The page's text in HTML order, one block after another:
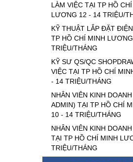
LÀM VIỆC TẠI TP HỒ
LƯƠNG 12 - 14 TRIỆU/
KỸ THUẬT LẮP ĐẶT
TP HỒ CHÍ MINH
TRIỆU/THÁNG
KỸ SƯ QS/QC
VIỆC TẠI TP HỒ CHÍ
- 14 TRIỆU/THÁNG
NHÂN VIÊN KINH
ADMIN) TẠI TP HỒ CHÍ
10 - 14 TRIỆU/THÁNG
NHÂN VIÊN KINH
TẠI TP HỒ CHÍ MINH
TRIỆU/THÁNG